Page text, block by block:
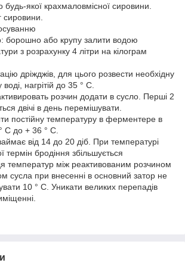
якої крахмаловмісної сировини.
сировини.
борошно або крупу залити водою
з розрахунку 4 літри на кілограм
дріжджів, для цього розвести необхідну
воді, нагрітій до 35 ° C.
розчин додати в сусло. Перші 2
двічі в день перемішувати.
постійну температуру в ферментере в
C до + 36 ° C.
від 14 до 20 діб. При температурі
термін бродіння збільшується
температур між реактивованим розчином
сусла при внесенні в основний затор не
10 ° C. Уникати великих перепадів